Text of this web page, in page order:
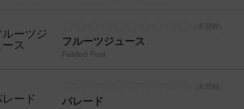
フルーツジュース
Fabled Fruit
パレード